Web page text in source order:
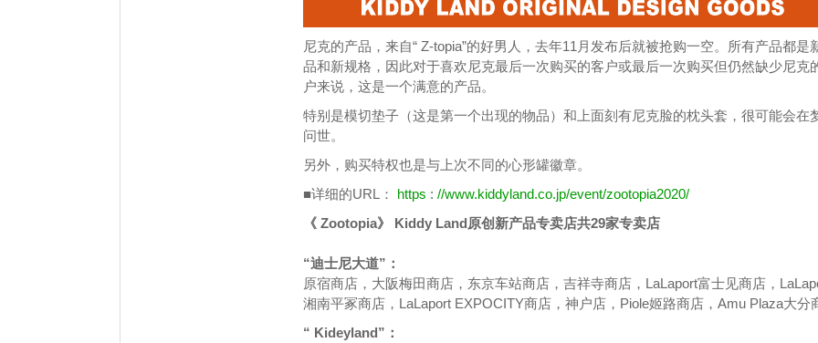
尼克的产品，来自“ Z-topia”的好男人，去年11月发布后就被抢购一空。所有产品都是
品和新规格，因此对于喜欢尼克最后一次购买的客户或最后一次购买但仍然缺少尼克
户来说，这是一个满意的产品。
特别是模切垫子（这是第一个出现的物品）和上面刻有尼克脸的枕头套，很可能会在
问世。
另外，购买特权也是与上次不同的心形罐徽章。
■详细的URL： https : //www.kiddyland.co.jp/event/zootopia2020/
《 Zootopia》 Kiddy Land原创新产品专卖店共29家专卖店
“迪士尼大道”：
原宿商店，大阪梅田商店，东京车站商店，吉祥寺商店，LaLaport富士见商店，
湘南平冢商店，LaLaport EXPOCITY商店，神户店，Piole姬路商店，Amu Plaza大分
“ Kideyland”：